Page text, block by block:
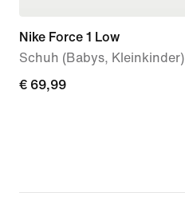
Nike Force 1 Low
Schuh (Babys, Kleinkinder)
€ 69,99
€ 69,99